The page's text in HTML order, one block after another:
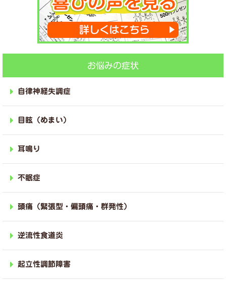
お悩みの症状
自律神経失調症
目眩（めまい）
耳鳴り
不眠症
頭痛（緊張型・偏頭痛・群発性）
逆流性食道炎
起立性調節障害